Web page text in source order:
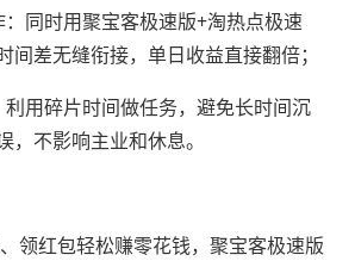
同时用聚宝客极速版+淘热点极速
间差无缝衔接，单日收益直接翻倍；
用碎片时间做任务，避免长时间沉
，不影响主业和休息。
领红包轻松赚零花钱，聚宝客极速版